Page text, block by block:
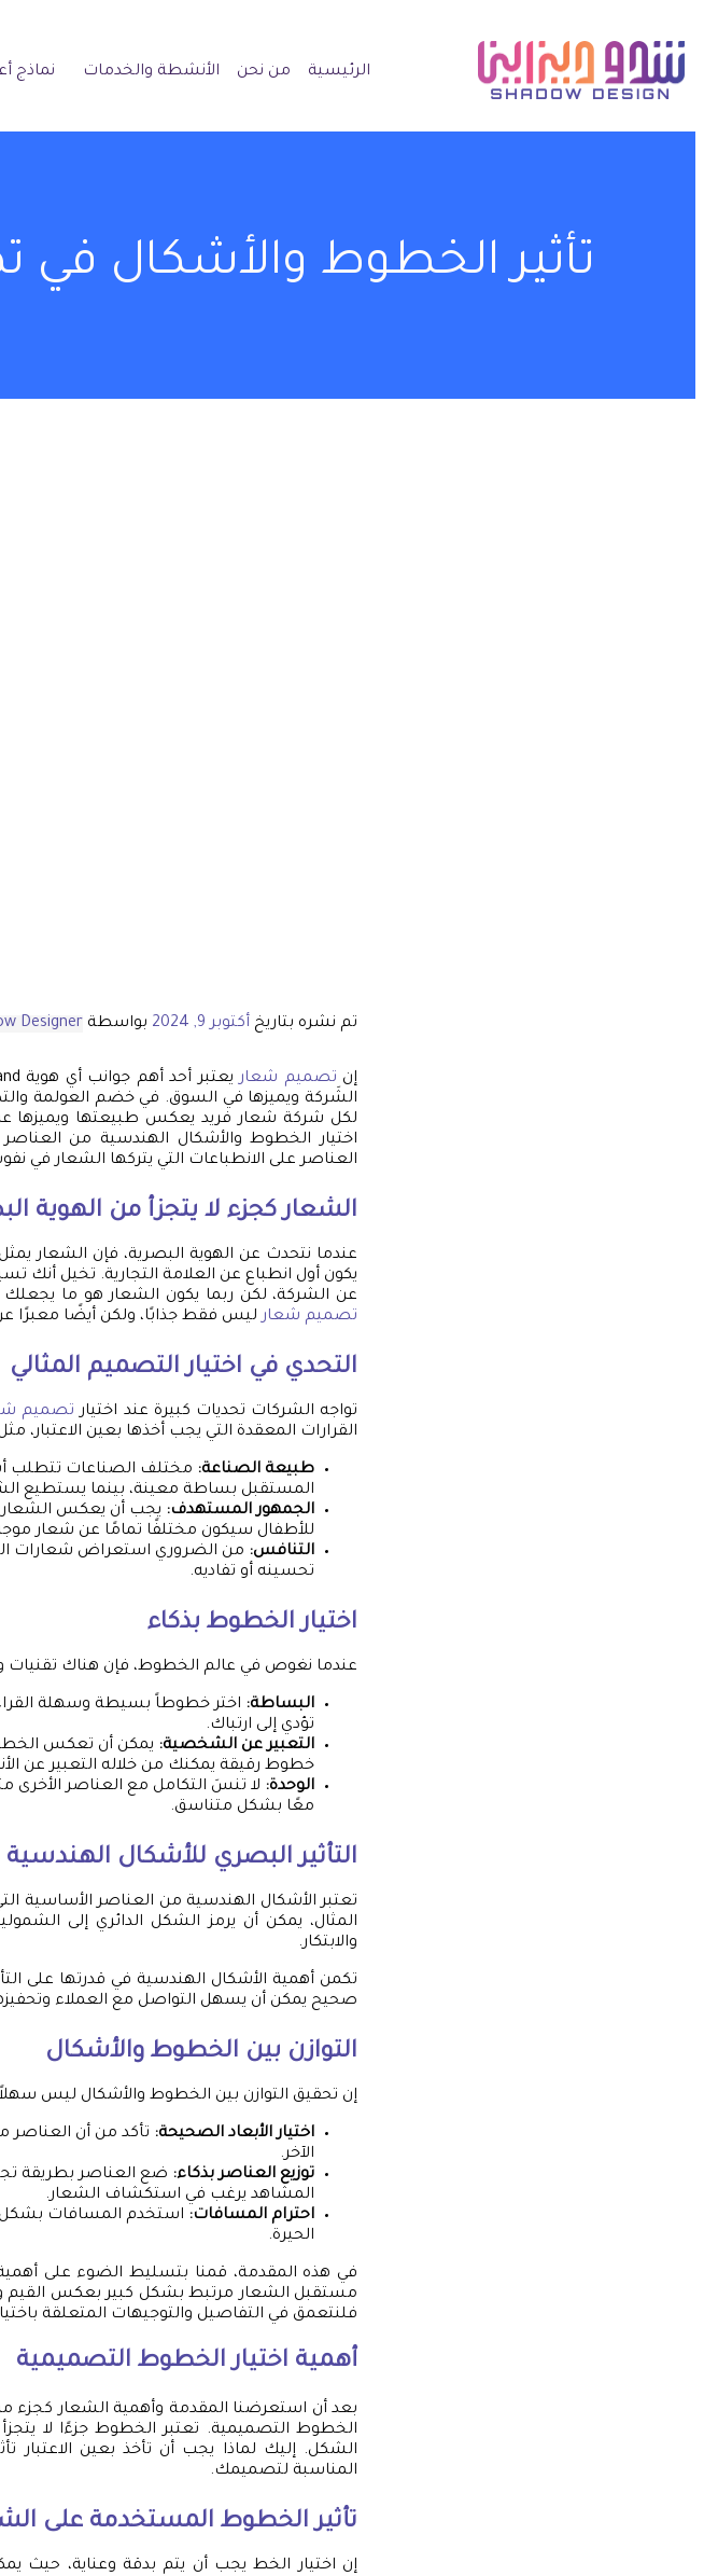
الرئيسية من نحن الأنشطة والخدمات نماذج
تأثير الخطوط والأشكال
تم نشره بتاريخ أكتوبر 9, 2024 بواسطة Designer
إن تصميم شعار
الشَركة ويميزها في السوق. في خضم العولمة
لكل شركة شعار فريد يعكس طبيعتها ويميزها
اختيار الخطوط والأشكال الهندسية من
العناصر على الانطباعات التي يتركها الشعار في
الشعار كجزء لا يتجزأ من الهوية
عندما نتحدث عن الهوية البصرية، فإن الشعار يمثل
يكون أول انطباع عن العلامة التجارية. تخيل أنك
عن الشركة، لكن ربما يكون الشعار هو ما
تصميم شعارليس فقط جذابًا، ولكن أيضًا معبرًا
التحدي في اختيار التصميم المثالي
تواجه الشركات تحديات كبيرة عند اختيار تصميم
القرارات المعقدة التي يجب أخذها بعين الاعتبار،
طبيعة الصناعة: مختلف الصناعات تتطلب
المستقبل بساطة معينة، بينما يستطيع
الجمهور المستهدف: يجب أن يعكس الشعار
للأطفال سيكون مختلفًا تمامًا عن شعار
التنافس: من الضروري استعراض شعارات
تحسينه أو تفاديه.
اختيار الخطوط بذكاء
عندما نغوص في عالم الخطوط، فإن هناك تقنيات
البساطة: اختر خطوطاً بسيطة وسهلة
تؤدي إلى ارتباك.
التعبير عن الشخصية: يمكن أن تعكس
خطوط رقيقة يمكنك من خلاله التعبير عن
الوحدة: لا تنسَ التكامل مع العناصر الأخرى
معًا بشكل متناسق.
التأثير البصري للأشكال الهندسية
تعتبر الأشكال الهندسية من العناصر الأساسية
المثال، يمكن أن يرمز الشكل الدائري إلى
والابتكار.
تكمن أهمية الأشكال الهندسية في قدرتها على
صحيح يمكن أن يسهل التواصل مع العملاء
التوازن بين الخطوط والأشكال
إن تحقيق التوازن بين الخطوط والأشكال ليس
اختيار الأبعاد الصحيحة: تأكد من أن العناصر
الآخر.
توزيع العناصر بذكاء: ضع العناصر بطريقة
المشاهد يرغب في استكشاف الشعار.
احترام المسافات: استخدم المسافات بشكل
الحيرة.
في هذه المقدمة، قمنا بتسليط الضوء على
مستقبل الشعار مرتبط بشكل كبير بعكس القيم
فلنتعمق في التفاصيل والتوجيهات المتعلقة
أهمية اختيار الخطوط التصميمية
بعد أن استعرضنا المقدمة وأهمية الشعار كجزء
الخطوط التصميمية. تعتبر الخطوط جزءًا لا
الشكل. إليك لماذا يجب أن تأخذ بعين
المناسبة لتصميمك.
تأثير الخطوط المستخدمة على
إن اختيار الخط يجب أن يتم بدقة وعناية، حيث